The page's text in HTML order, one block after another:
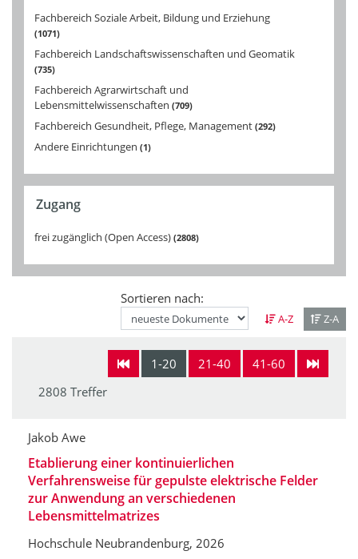
Fachbereich Soziale Arbeit, Bildung und Erziehung
1071
Fachbereich Landschaftswissenschaften und Geomatik
735
Fachbereich Agrarwirtschaft und
Lebensmittelwissenschaften 709
Fachbereich Gesundheit, Pflege, Management 292
Andere Einrichtungen 1
Zugang
frei zugänglich (Open Access) 2808
Sortieren nach:
A-Z Z-A
1-20 21-40
41-60
2808 Treffer
Jakob Awe
Etablierung einer kontinuierlichen
Verfahrensweise für gepulste elektrische Felder
zur Anwendung an verschiedenen
Lebensmittelmatrizes
Hochschule Neubrandenburg, 2026